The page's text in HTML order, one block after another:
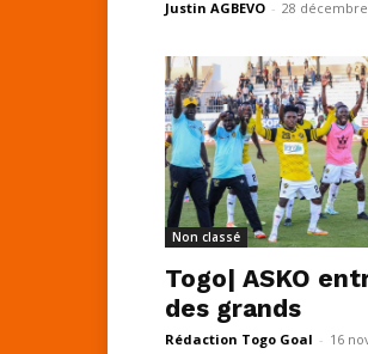
Justin AGBEVO - 28
Non classé
Togo| ASKO
des grands
Rédaction Togo Goal - 16